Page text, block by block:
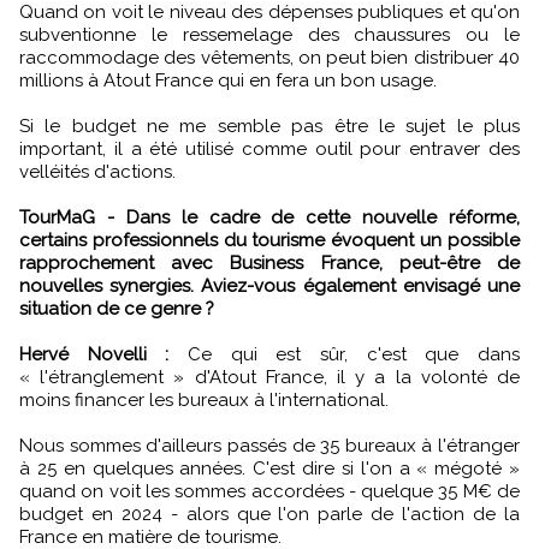
Quand on voit le niveau des dépenses publiques et qu'on
subventionne le ressemelage des chaussures ou le
raccommodage des vêtements, on peut bien distribuer 40
millions à Atout France qui en fera un bon usage.
Si le budget ne me semble pas être le sujet le plus
important, il a été utilisé comme outil pour entraver des
velléités d'actions.
TourMaG - Dans le cadre de cette nouvelle réforme,
certains professionnels du tourisme évoquent un possible
rapprochement avec Business France, peut-être de
nouvelles synergies. Aviez-vous également envisagé une
situation de ce genre ?
Hervé Novelli : Ce qui est sûr, c'est que dans
« l'étranglement » d'Atout France, il y a la volonté de
moins financer les bureaux à l'international.
Nous sommes d'ailleurs passés de 35 bureaux à l'étranger
à 25 en quelques années. C'est dire si l'on a « mégoté »
quand on voit les sommes accordées - quelque 35 M€ de
budget en 2024 - alors que l'on parle de l'action de la
France en matière de tourisme.